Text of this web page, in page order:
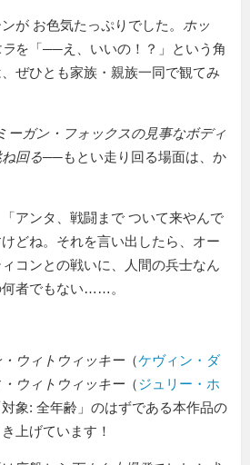
が お色気たっぷりでした。 ホッ
を「──え、いいの！？」という角
ぜひとも家族・親族一同で観てみ
ーガン・フォックスの見事なボディ
回る──もとい走り回る場面は、か
アンタ、戦闘まで ついて来やんで
どね。それを言い出したら、オー
コンとの戦いに、人間の兵士なん
者でもない……。
・ウィトウィッキー （ケヴィン・ダ
・ウィトウィッキー （ジュリー・ホ
象: 全年齢」のはずである本作品の
上げています！